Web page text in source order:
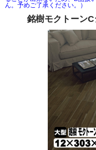
ん。予めご了承ください。）
銘樹モクトーンC